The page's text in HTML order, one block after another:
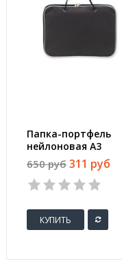
Папка-портфель
нейлоновая А3
черная (450x330 мм,
1 отделение)
650 руб 311 руб
КУПИТЬ